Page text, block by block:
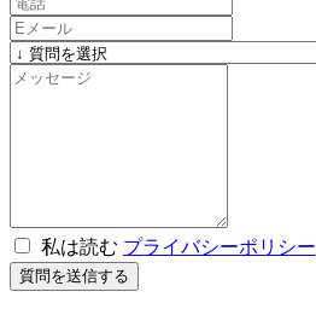
私は読む プライバシーポリシー
質問を送信する